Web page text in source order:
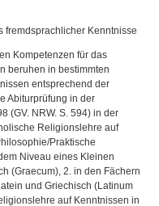
fremdsprachlicher Kenntnisse
Kompetenzen für das
beruhen in bestimmten
entsprechend der
Abiturprüfung in der
(GV. NRW. S. 594) in der
Religionslehre auf
Praktische
Niveau eines Kleinen
(Graecum), 2. in den Fächern
und Griechisch (Latinum
auf Kenntnissen in